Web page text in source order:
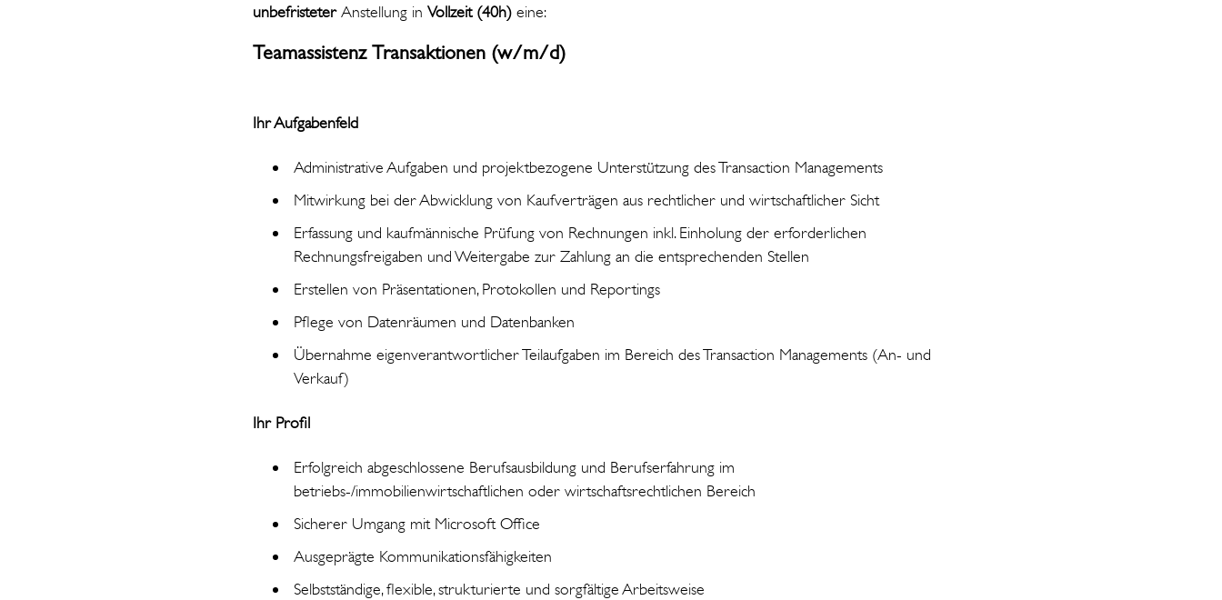
unbefristeterAnstellung inVollzeit (40h) eine:
Teamassistenz Transaktionen (w/m/d)
Ihr Aufgabenfeld
Administrative Aufgaben und projektbezogene Unterstützung des Transaction Managements
Mitwirkung bei der Abwicklung von Kaufverträgen aus rechtlicher und wirtschaftlicher Sicht
Erfassung und kaufmännische Prüfung von Rechnungen inkl. Einholung der erforderlichen
Rechnungsfreigaben und Weitergabe zur Zahlung an die entsprechenden Stellen
Erstellen von Präsentationen, Protokollen und Reportings
Pflege von Datenräumen und Datenbanken
Übernahme eigenverantwortlicher Teilaufgaben im Bereich des Transaction Managements (An- und
Verkauf)
Ihr Profil
Erfolgreich abgeschlossene Berufsausbildung und Berufserfahrung im
betriebs-/immobilienwirtschaftlichen oder wirtschaftsrechtlichen Bereich
Sicherer Umgang mit Microsoft Office
Ausgeprägte Kommunikationsfähigkeiten
Selbstständige, flexible, strukturierte und sorgfältige Arbeitsweise